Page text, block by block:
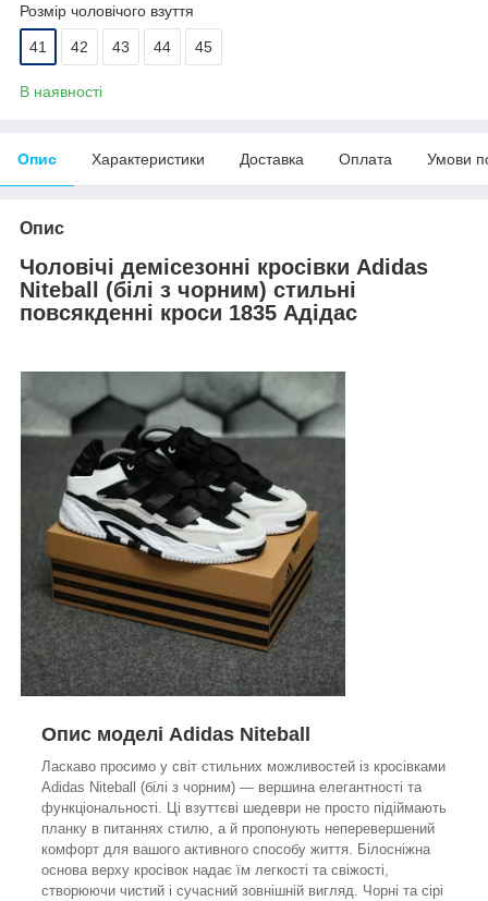
Розмір чоловічого взуття
41 42 43 44 45
В наявності
Опис Характеристики Доставка Оплата Умови
Опис
Чоловічі демісезонні кросівки Adidas
Niteball (білі з чорним) стильні
повсякденні кроси 1835 Адідас
Опис моделі Adidas Niteball
Ласкаво просимо у світ стильних можливостей із кросівками
Adidas Niteball (білі з чорним) — вершина елегантності та
функціональності. Ці взуттєві шедеври не просто підіймають
планку в питаннях стилю, а й пропонують неперевершений
комфорт для вашого активного способу життя. Білосніжна
основа верху кросівок надає їм легкості та свіжості,
створюючи чистий і сучасний зовнішній вигляд. Чорні та сірі